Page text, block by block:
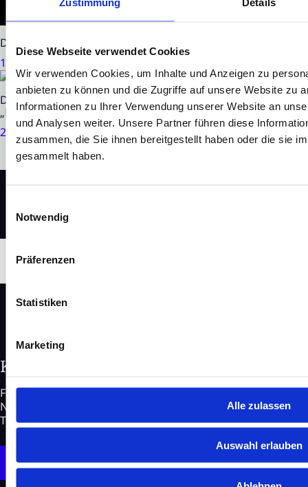
Diese Webseite verwendet Cookies
Wir verwenden Cookies, um Inhalte und Anzeigen zu
anbieten zu können und die Zugriffe auf unsere Website zu
Informationen zu Ihrer Verwendung unserer Website an
und Analysen weiter. Unsere Partner führen diese
zusammen, die Sie ihnen bereitgestellt haben oder die sie
gesammelt haben.
Notwendig
Präferenzen
Statistiken
Marketing
Alle zulassen
Auswahl erlauben
DN Group AG: Beteiligung Algene startet
13. Juli 2026
DN Group AG mit erfolgreicher Hauptversammlung /
„Kaufen“ und Kursziel von 6,20 EUR bzw. 6,90 EUR
24. Juni 2026
3 Minuten Lesezeit
Kontaktieren Sie uns
Für weitere Informationen über die Deutsche
Nachhaltigkeit, unsere Dienstleistungen und andere
Themen, kontaktieren Sie uns gerne.
E-Mail senden